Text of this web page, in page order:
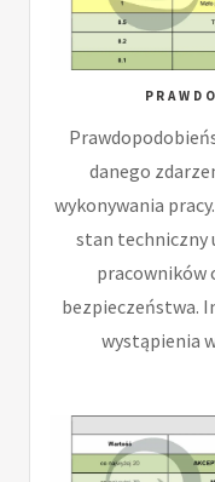
danego
wykonywania
stan techniczny
pracowników
bezpieczeństwa.
wystąpienia